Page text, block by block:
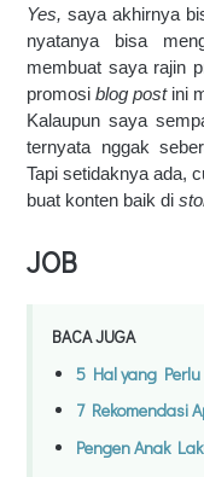
Yes, saya akhirnya
nyatanya bisa
membuat saya rajin
promosi blog post ini
Kalaupun saya
ternyata nggak
Tapi setidaknya ada,
buat konten baik di
JOB
BACA JUGA
5 Hal yang
7 Rekomendasi
Pengen Anak